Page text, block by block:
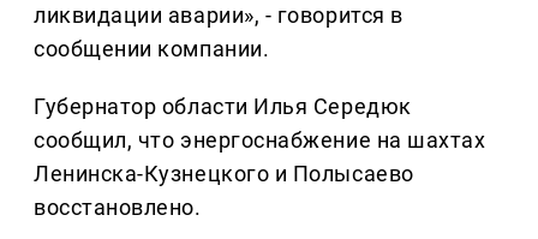
ликвидации аварии», - говорится в
сообщении компании.
Губернатор области Илья Середюк
сообщил, что энергоснабжение на шахтах
Ленинска-Кузнецкого и Полысаево
восстановлено.